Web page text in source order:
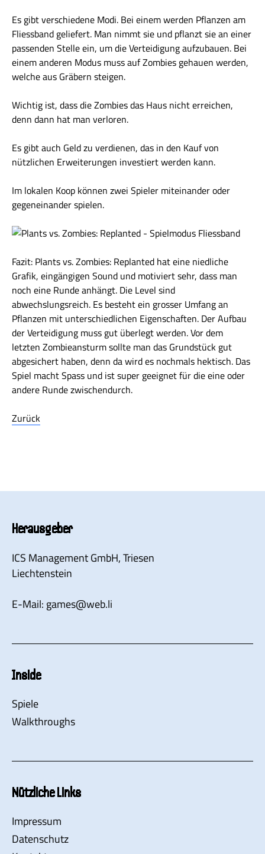
Es gibt verschiedene Modi. Bei einem werden Pflanzen am
Fliessband geliefert. Man nimmt sie und pflanzt sie an einer
passenden Stelle ein, um die Verteidigung aufzubauen. Bei
einem anderen Modus muss auf Zombies gehauen werden,
welche aus Gräbern steigen.
Wichtig ist, dass die Zombies das Haus nicht erreichen,
denn dann hat man verloren.
Es gibt auch Geld zu verdienen, das in den Kauf von
nützlichen Erweiterungen investiert werden kann.
Im lokalen Koop können zwei Spieler miteinander oder
gegeneinander spielen.
Fazit: Plants vs. Zombies: Replanted hat eine niedliche
Grafik, eingängigen Sound und motiviert sehr, dass man
noch eine Runde anhängt. Die Level sind
abwechslungsreich. Es besteht ein grosser Umfang an
Pflanzen mit unterschiedlichen Eigenschaften. Der Aufbau
der Verteidigung muss gut überlegt werden. Vor dem
letzten Zombieansturm sollte man das Grundstück gut
abgesichert haben, denn da wird es nochmals hektisch. Das
Spiel macht Spass und ist super geeignet für die eine oder
andere Runde zwischendurch.
Zurück
Herausgeber
ICS Management GmbH, Triesen
Liechtenstein
E-Mail: games@web.li
Inside
Spiele
Walkthroughs
Nützliche Links
Impressum
Datenschutz